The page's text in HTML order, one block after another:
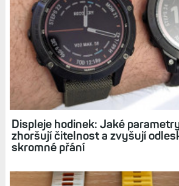
Hodinky Epix: Jak odlesky
pokazit dobře čitelný displej